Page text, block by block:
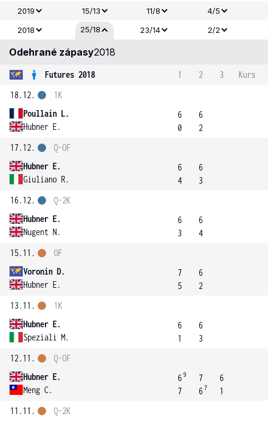
2019
15/13 11/8
4/5
2018
25/18 23/14 2/2
Odehrané zápasy2018
Futures 2018 1 2 3
Kurs
18.12.
Poullain L.
Hubner E.
1K
6
0
6
2
17.12.
Hubner E.
Giuliano R.
Q-OF
6
4
6
3
16.12.
Hubner E.
Nugent N.
Q-2K
6
3
6
4
15.11.
Voronin D.
Hubner E.
OF
7
5
6
2
13.11.
Hubner E.
Speziali M.
1K
6
1
6
3
12.11.
Hubner E.
Meng C.
Q-OF
69
7
7
67
6
1
11.11.
Q-2K